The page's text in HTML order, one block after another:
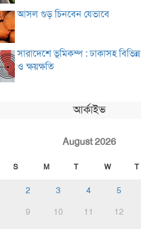
আসল গুড় চিনবেন যেভাবে
সারাদেশে ভূমিকম্প : ঢাকাসহ
ও ক্ষয়ক্ষতি
আর্কাইভ
August 2026
S M T W T
2 3 4 5
9 10 11 12